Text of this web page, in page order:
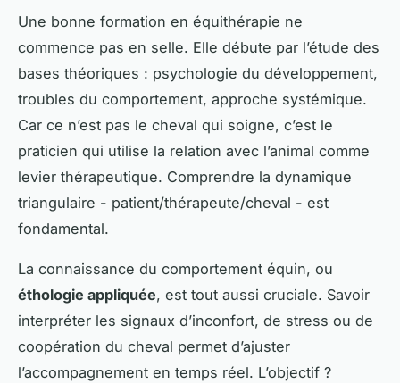
Une bonne formation en équithérapie ne
commence pas en selle. Elle débute par l’étude des
bases théoriques : psychologie du développement,
troubles du comportement, approche systémique.
Car ce n’est pas le cheval qui soigne, c’est le
praticien qui utilise la relation avec l’animal comme
levier thérapeutique. Comprendre la dynamique
triangulaire - patient/thérapeute/cheval - est
fondamental.
La connaissance du comportement équin, ou
éthologie appliquée, est tout aussi cruciale. Savoir
interpréter les signaux d’inconfort, de stress ou de
coopération du cheval permet d’ajuster
l’accompagnement en temps réel. L’objectif ?